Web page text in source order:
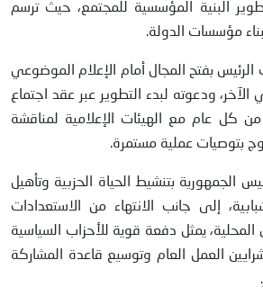
البنية المؤسسية للمجتمع، حيث ترسم
مؤسسات الدولة.
بفتح المجال أمام الإعلام الموضوعي
الآخر، ودعوته لبدء التطوير عبر عقد اجتماع
ديسمبر من كل عام مع الهيئات الإعلامية لمناقشة
بتوصيات عملية مستمرة.
الجمهورية بتنشيط الحياة الحزبية وتأهيل
إلى جانب الانتهاء من الاستعدادات
المحلية، يمثل دفعة قوية للأحزاب السياسية
العمل العام وتوسيع قاعدة المشاركة